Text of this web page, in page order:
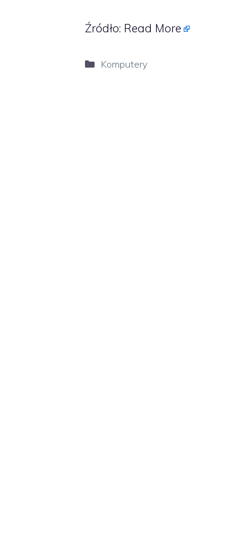
Źródło: Read More
Kategorie
Komputery